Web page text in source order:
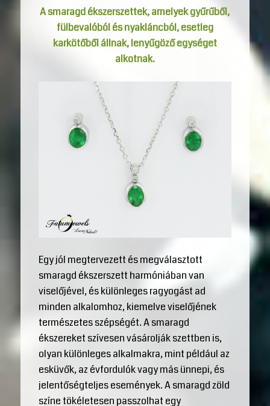
A smaragd ékszerszettek, amelyek gyűrűből,
fülbevalóból és nyakláncból, esetleg
karkötőből állnak, lenyűgöző egységet
alkotnak.
Egy jól megtervezett és megválasztott
smaragd ékszerszett harmóniában van
viselőjével, és különleges ragyogást ad
minden alkalomhoz, kiemelve viselőjének
természetes szépségét. A smaragd
ékszereket szívesen vásárolják szettben is,
olyan különleges alkalmakra, mint például az
esküvők, az évfordulók vagy más ünnepi, és
jelentőségteljes események. A smaragd zöld
színe tökéletesen passzolhat egy